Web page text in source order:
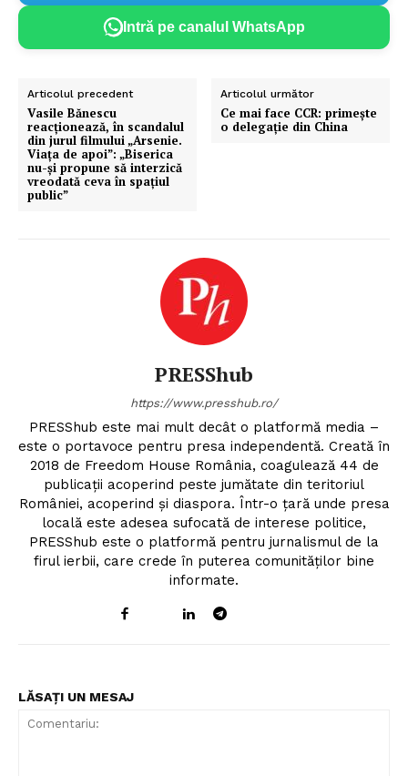
Intră pe canalul WhatsApp
Articolul precedent
Vasile Bănescu
reacționează, în scandalul
din jurul filmului „Arsenie.
Viața de apoi”: „Biserica
nu-și propune să interzică
vreodată ceva în spațiul
public”
Articolul următor
Ce mai face CCR: primește
o delegație din China
PRESShub
https://www.presshub.ro/
PRESShub este mai mult decât o platformă media –
este o portavoce pentru presa independentă. Creată în
2018 de Freedom House România, coagulează 44 de
publicații acoperind peste jumătate din teritoriul
României, acoperind și diaspora. Într-o țară unde presa
locală este adesea sufocată de interese politice,
PRESShub este o platformă pentru jurnalismul de la
firul ierbii, care crede în puterea comunităților bine
informate.
LĂSAȚI UN MESAJ